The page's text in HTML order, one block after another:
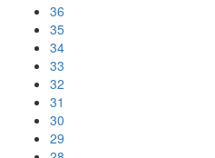
36
35
34
33
32
31
30
29